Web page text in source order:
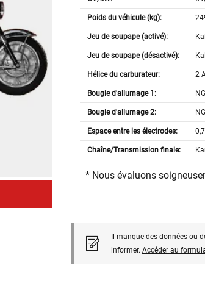
Poids du véhicule (kg):
Jeu de soupape (activé):
Jeu de soupape (désactivé):
Hélice du carburateur: 2
Bougie d'allumage 1:
Bougie d'allumage 2:
Espace entre les électrodes:
Chaîne/Transmission finale:
* Nous évaluons
Il manque des données ou
informer. Accéder au